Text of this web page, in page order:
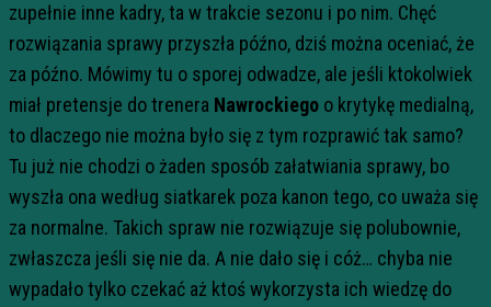
zupełnie inne kadry, ta w trakcie sezonu i po nim. Chęć
rozwiązania sprawy przyszła późno, dziś można oceniać, że
za późno. Mówimy tu o sporej odwadze, ale jeśli ktokolwiek
miał pretensje do trenera Nawrockiego o krytykę medialną,
to dlaczego nie można było się z tym rozprawić tak samo?
Tu już nie chodzi o żaden sposób załatwiania sprawy, bo
wyszła ona według siatkarek poza kanon tego, co uważa się
za normalne. Takich spraw nie rozwiązuje się polubownie,
zwłaszcza jeśli się nie da. A nie dało się i cóż… chyba nie
wypadało tylko czekać aż ktoś wykorzysta ich wiedzę do